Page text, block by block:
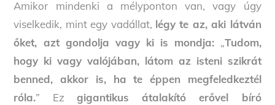
Amikor mindenki a mélyponton van, vagy úgy
viselkedik, mint egy vadállat, légy te az, aki látván
őket, azt gondolja vagy ki is mondja: „Tudom,
hogy ki vagy valójában, látom az isteni szikrát
benned, akkor is, ha te éppen megfeledkeztél
róla.” Ez gigantikus átalakító erővel bíró